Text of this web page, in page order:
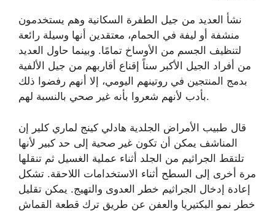
نشأ العديد من جيل الطفرة السكانية وهم يستخدمون
منشفة أو ليفة في الحمام، معتقدين أنها وسيلة رائعة
لتنظيف الجسم من الأوساخ تمامًا. وبينما حاول العديد
من أفراد الجيل الأكبر سناً إقناع أقاربهم من جيل الألفية
بدمج المنتجين في روتينهم اليومي، إلا أنهم رفضوا ذلك
بأدب لأنهم شعروا بأنه غير صحي بالنسبة لهم.
قال طبيب الأمراض الجلدية هادلي كينج لماري كلير إن
المناشف يمكن أن تكون غير صحية إلى حد كبير لأنها
تلتقط الجراثيم من الجلد أثناء عملية الغسيل ثم تنقلها
مرة أخرى إلى السطح أثناء الاستخدامات اللاحقة. تشكل
إعادة إدخال الجراثيم خطر العدوى والتهيج. يمكن تقليل
خطر نمو البكتيريا والعفن عن طريق ترك قطعة القماش